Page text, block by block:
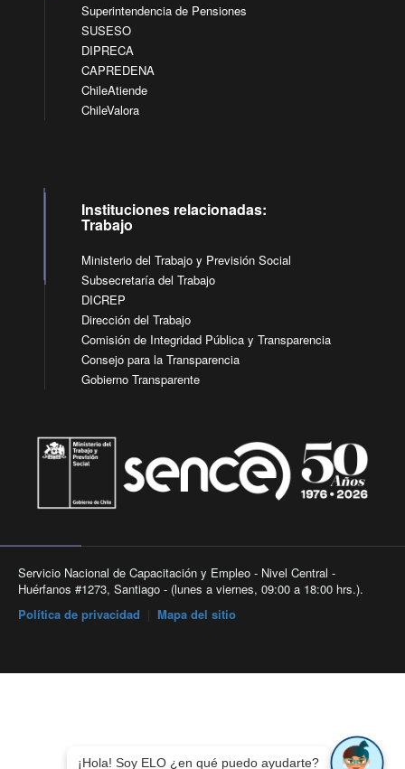
Superintendencia de Pensiones
SUSESO
DIPRECA
CAPREDENA
ChileAtiende
ChileValora
Instituciones relacionadas:
Trabajo
Ministerio del Trabajo y Previsión Social
Subsecretaría del Trabajo
DICREP
Dirección del Trabajo
Comisión de Integridad Pública y Transparencia
Consejo para la Transparencia
Gobierno Transparente
Servicio Nacional de Capacitación y Empleo - Nivel Central -
Huérfanos #1273, Santiago - (lunes a viernes, 09:00 a 18:00 hrs.).
Política de privacidad
Mapa del sitio
¡Hola! Soy ELO ¿en qué puedo ayudarte?